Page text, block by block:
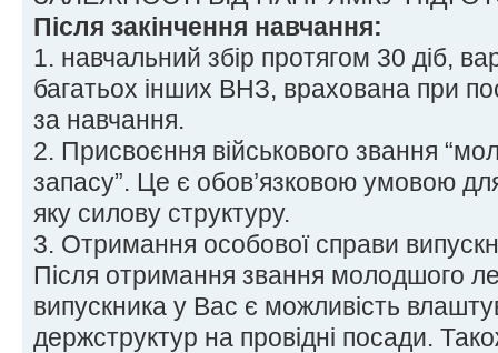
Після закінчення навчання:
1. навчальний збір протягом 30 діб,
багатьох інших ВНЗ, врахована при
за навчання.
2. Присвоєння військового звання
запасу”. Це є обов’язковою умовою
яку силову структуру.
3. Отримання особової справи
Після отримання звання молодшого
випускника у Вас є можливість
держструктур на провідні посади.